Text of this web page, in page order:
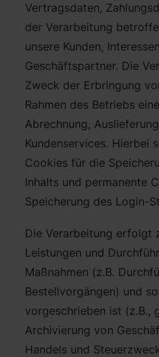
Vertragsdaten,
der Verarbeitung
unsere Kunden,
Geschäftspartner. Die
Zweck der Erbringung
Rahmen des Betriebs
Abrechnung,
Kundenservices. Hierbei
Cookies für die
Inhalts und permanente
Speicherung des Login-
Die Verarbeitung erfolgt
Leistungen und
Maßnahmen (z.B.
Bestellvorgängen) und
vorgeschrieben ist (z.B.,
Archivierung von
Handels und